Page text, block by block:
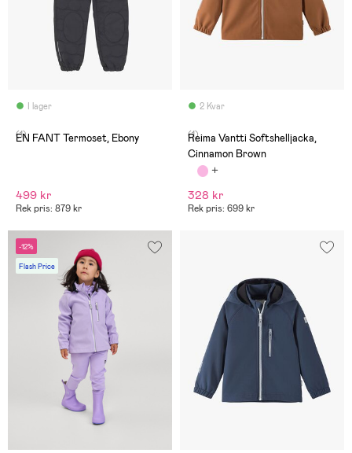
I lager
(1)
EN FANT Termoset, Ebony
499 kr
Rek pris: 879 kr
2 Kvar
(1)
Reima Vantti Softshelljacka,
Cinnamon Brown
328 kr
Rek pris: 699 kr
-12%
Flash Price